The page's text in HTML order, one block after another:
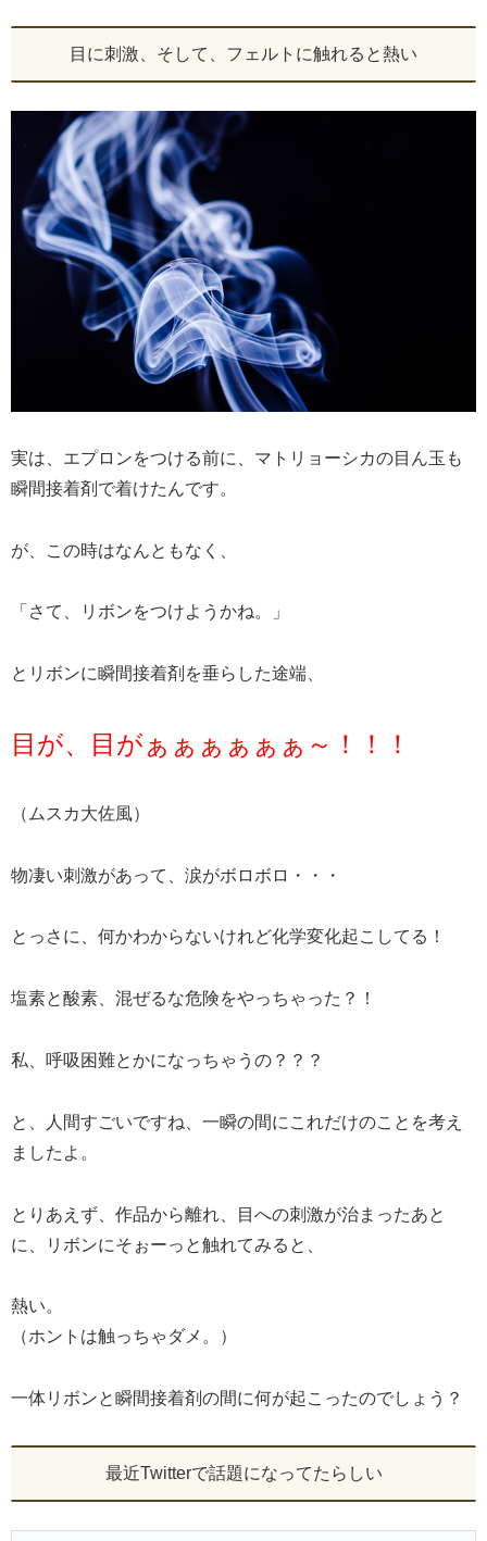
目に刺激、そして、フェルトに触れると熱い
実は、エプロンをつける前に、マトリョーシカの目ん玉も
瞬間接着剤で着けたんです。
が、この時はなんともなく、
「さて、リボンをつけようかね。」
とリボンに瞬間接着剤を垂らした途端、
目が、目がぁぁぁぁぁぁ～！！！
（ムスカ大佐風）
物凄い刺激があって、涙がボロボロ・・・
とっさに、何かわからないけれど化学変化起こしてる！
塩素と酸素、混ぜるな危険をやっちゃった？！
私、呼吸困難とかになっちゃうの？？？
と、人間すごいですね、一瞬の間にこれだけのことを考え
ましたよ。
とりあえず、作品から離れ、目への刺激が治まったあと
に、リボンにそぉーっと触れてみると、
熱い。
（ホントは触っちゃダメ。）
一体リボンと瞬間接着剤の間に何が起こったのでしょう？
最近Twitterで話題になってたらしい